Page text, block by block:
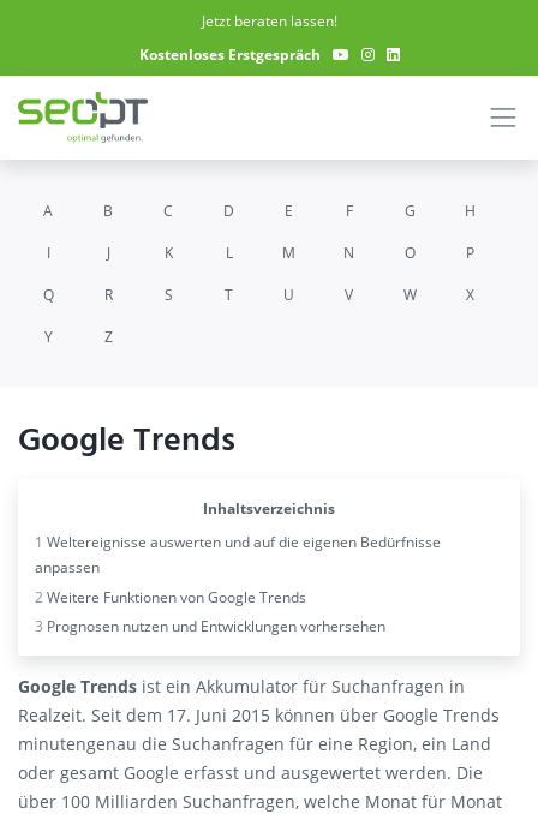
Jetzt beraten lassen!
Kostenloses Erstgespräch
A B C D E F G H
I J K L M N O P
Q R S T U V W X
Y Z
Google Trends
Inhaltsverzeichnis
1 Weltereignisse auswerten und auf die eigenen Bedürfnisse
anpassen
2Weitere Funktionen von Google Trends
3 Prognosen nutzen und Entwicklungen vorhersehen
Google Trends ist ein Akkumulator für Suchanfragen in
Realzeit. Seit dem 17. Juni 2015 können über Google Trends
minutengenau die Suchanfragen für eine Region, ein Land
oder gesamt Google erfasst und ausgewertet werden. Die
über 100 Milliarden Suchanfragen, welche Monat für Monat